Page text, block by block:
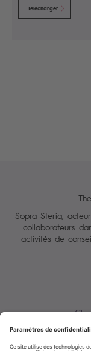
Télécharger
Sopra Steria,
collaborateurs
activités de
Alerte